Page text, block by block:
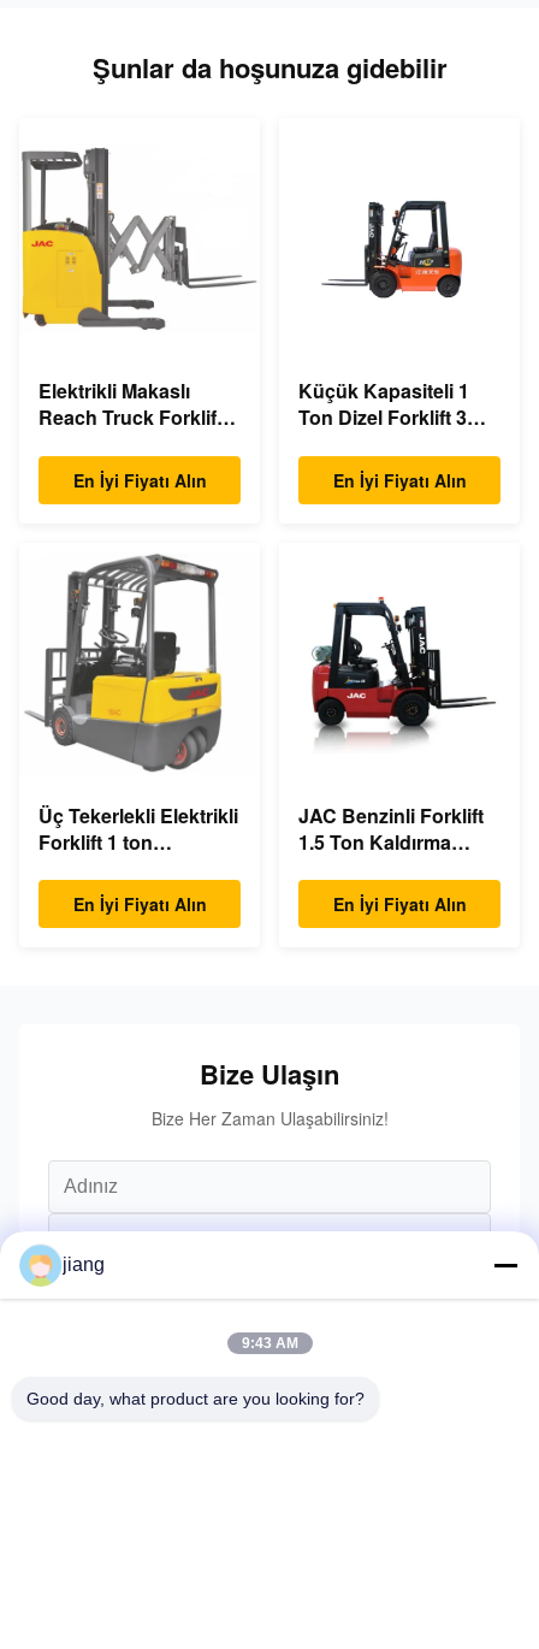
Şunlar da hoşunuza gidebilir
Elektrikli Makaslı
Reach Truck Forklift
Yük Kapasitesi
En İyi Fiyatı Alın
Küçük Kapasiteli 1
Ton Dizel Forklift 3m -
Yüksekliği Çevre
Dostu Tasarım
En İyi Fiyatı Alın
Üç Tekerlekli Elektrikli
Forklift 1 ton
Dönüş Yarıçapı
En İyi Fiyatı Alın
JAC Benzinli Forklift
1.5 Ton Kaldırma
Kaldırma Yüksekliği
En İyi Fiyatı Alın
Bize Ulaşın
Bize Her Zaman Ulaşabilirsiniz!
jiang
9:43 AM
Good day, what product are you looking for?